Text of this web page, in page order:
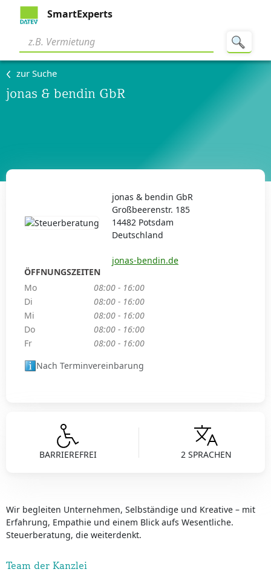
SmartExperts
zur Suche
jonas & bendin GbR
BARRIEREFREI 2 SPRACHEN
Wir begleiten Unternehmen, Selbständige und Kreative – mit
Erfahrung, Empathie und einem Blick aufs Wesentliche.
Steuerberatung, die weiterdenkt.
Team der Kanzlei
jonas & bendin GbR
Großbeerenstr. 185
14482 Potsdam
Deutschland
jonas-bendin.de
ÖFFNUNGSZEITEN
Mo
08:00 - 16:00
Di
08:00 - 16:00
Mi
08:00 - 16:00
Do
08:00 - 16:00
Fr
08:00 - 16:00
Nach Terminvereinbarung